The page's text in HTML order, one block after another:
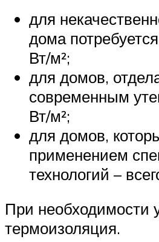
для
дома
Вт/м²;
для домов,
современным
Вт/м²;
для домов,
применением
технологий –
При необходимости
термоизоляция.